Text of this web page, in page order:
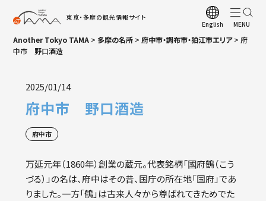
東京・多摩の観光情報サイト
English
Another Tokyo TAMA >多摩の名所 >府中市・調布市・狛江市エリア> 府
中市 野口酒造
2025/01/14
府中市 野口酒造
府中市
万延元年（1860年）創業の蔵元。代表銘柄「國府鶴（こう
づる）」の名は、府中はその昔、国庁の所在地「国府」であ
りました。一方「鶴」は古来人々から尊ばれてきためでた